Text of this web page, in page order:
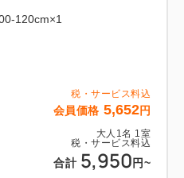
１時までに清掃札を出し
日回収致します。午前8：
回収させて頂きます。
合は回収出来兼ねますの
税・サービス料込
会員価格 5,652円
大人 1 名 1 室
税・サービス料込
合計 5,950 円~
120cm×1